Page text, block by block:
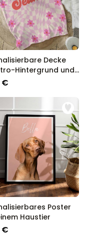
Decke
Hintergrund und
€
Poster
Haustier
€